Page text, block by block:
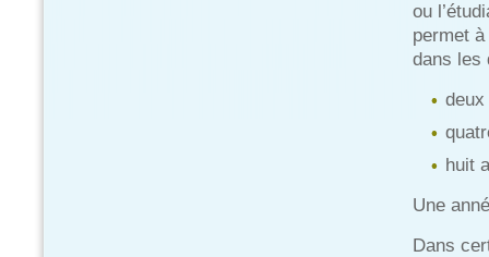
ou
permet à
dans les
deux
huit
Une
Dans